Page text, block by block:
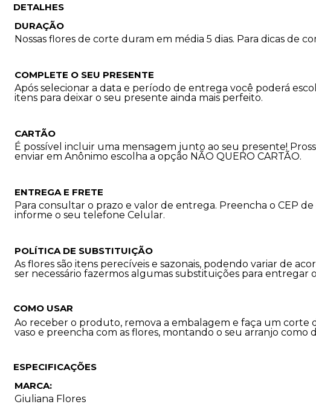
DETALHES
DURAÇÃO
Nossas flores de corte duram em média 5 dias. Para dicas de
COMPLETE O SEU PRESENTE
Após selecionar a data e período de entrega você poderá
itens para deixar o seu presente ainda mais perfeito.
CARTÃO
É possível incluir uma mensagem junto ao seu presente!
enviar em Anônimo escolha a opção NÃO QUERO CARTÃO.
ENTREGA E FRETE
Para consultar o prazo e valor de entrega. Preencha o CEP
informe o seu telefone Celular.
POLÍTICA DE SUBSTITUIÇÃO
As flores são itens perecíveis e sazonais, podendo variar de
ser necessário fazermos algumas substituições para
COMO USAR
Ao receber o produto, remova a embalagem e faça um corte
vaso e preencha com as flores, montando o seu arranjo como
ESPECIFICAÇÕES
MARCA:
Giuliana Flores